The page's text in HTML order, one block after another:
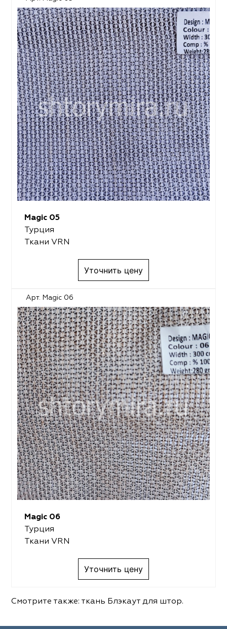
Magic 05
Турция
Ткани VRN
Уточнить цену
Арт. Magic 06
Magic 06
Турция
Ткани VRN
Уточнить цену
Смотрите также: ткань Блэкаут для штор.